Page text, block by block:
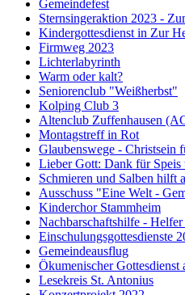
Gemeindefest
Sternsingeraktion 2023 -
Kindergottesdienst in Zur
Firmweg 2023
Lichterlabyrinth
Warm oder kalt?
Seniorenclub "Weißherbst"
Kolping Club 3
Altenclub Zuffenhausen
Montagstreff in Rot
Glaubenswege - Christsein
Lieber Gott: Dank für Speis
Schmieren und Salben hilft
Ausschuss "Eine Welt -
Kinderchor Stammheim
Nachbarschaftshilfe -
Einschulungsgottesdienste
Gemeindeausflug
Ökumenischer Gottesdienst
Lesekreis St. Antonius